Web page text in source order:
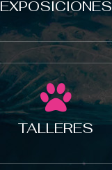
EXPOSICIONES
TALLERES